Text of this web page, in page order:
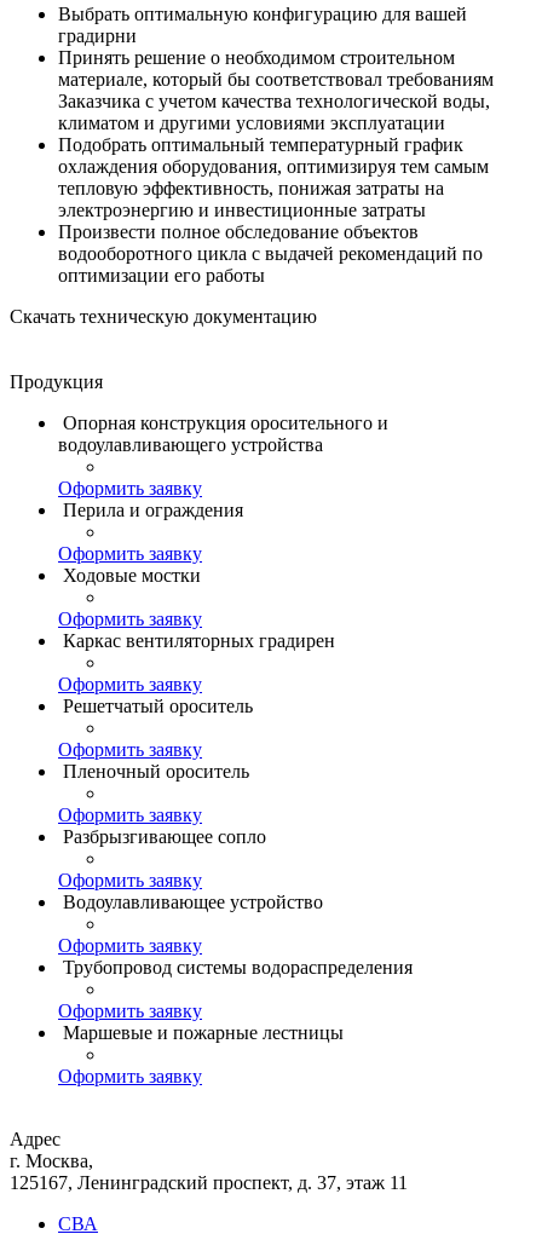
Выбрать оптимальную конфигурацию для вашей
градирни
Принять решение о необходимом строительном
материале, который бы соответствовал требованиям
Заказчика с учетом качества технологической воды,
климатом и другими условиями эксплуатации
Подобрать оптимальный температурный график
охлаждения оборудования, оптимизируя тем самым
тепловую эффективность, понижая затраты на
электроэнергию и инвестиционные затраты
Произвести полное обследование объектов
водооборотного цикла с выдачей рекомендаций по
оптимизации его работы
Скачать техническую документацию
Градирни UmatexСкачать Открыть
Продукция
Опорная конструкция оросительного и
водоулавливающего устройства
Оформить заявку
Перила и ограждения
Оформить заявку
Ходовые мостки
Оформить заявку
Каркас вентиляторных градирен
Оформить заявку
Решетчатый ороситель
Оформить заявку
Пленочный ороситель
Оформить заявку
Разбрызгивающее сопло
Оформить заявку
Водоулавливающее устройство
Оформить заявку
Трубопровод системы водораспределения
Оформить заявку
Маршевые и пожарные лестницы
Оформить заявку
Адрес
г. Москва,
125167, Ленинградский проспект, д. 37, этаж 11
СВА